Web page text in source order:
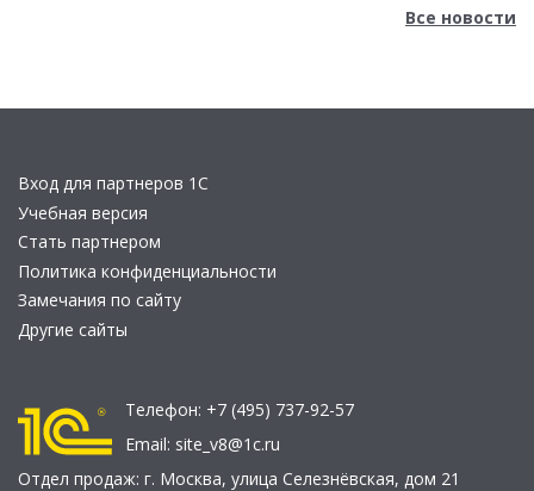
Все новости
Вход для партнеров 1С
Учебная версия
Стать партнером
Политика конфиденциальности
Замечания по сайту
Другие сайты
Телефон: +7 (495) 737-92-57
Email: site_v8@1c.ru
Отдел продаж: г. Москва, улица Селезнёвская, дом 21